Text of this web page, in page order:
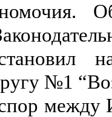
№1
между